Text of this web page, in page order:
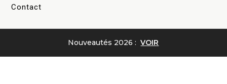
Contact
Nouveautés 2026 :VOIR